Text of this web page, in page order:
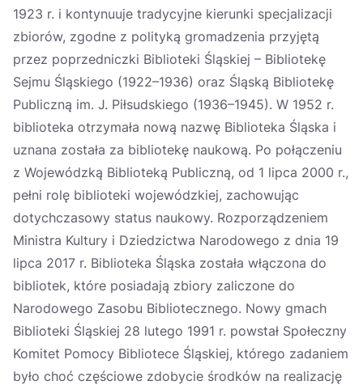
1923 r. i kontynuuje tradycyjne kierunki specjalizacji
zbiorów, zgodne z polityką gromadzenia przyjętą
przez poprzedniczki Biblioteki Śląskiej – Bibliotekę
Sejmu Śląskiego (1922–1936) oraz Śląską Bibliotekę
Publiczną im. J. Piłsudskiego (1936–1945). W 1952 r.
biblioteka otrzymała nową nazwę Biblioteka Śląska i
uznana została za bibliotekę naukową. Po połączeniu
z Wojewódzką Biblioteką Publiczną, od 1 lipca 2000 r.,
pełni rolę biblioteki wojewódzkiej, zachowując
dotychczasowy status naukowy. Rozporządzeniem
Ministra Kultury i Dziedzictwa Narodowego z dnia 19
lipca 2017 r. Biblioteka Śląska została włączona do
bibliotek, które posiadają zbiory zaliczone do
Narodowego Zasobu Bibliotecznego. Nowy gmach
Biblioteki Śląskiej 28 lutego 1991 r. powstał Społeczny
Komitet Pomocy Bibliotece Śląskiej, którego zadaniem
było choć częściowe zdobycie środków na realizację